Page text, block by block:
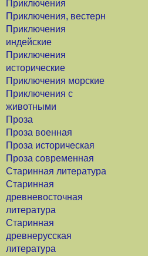
Приключения
Приключения, вестерн
Приключения
индейские
Приключения
исторические
Приключения морские
Приключения с
животными
Проза
Проза военная
Проза историческая
Проза современная
Старинная литература
Старинная
древневосточная
литература
Старинная
древнерусская
литература